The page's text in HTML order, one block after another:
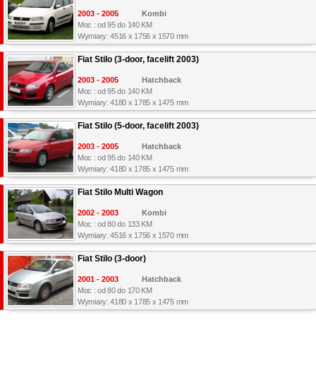
2003 - 2005
Kombi
Moc : od 95 do 140 KM
Wymiary: 4516 x 1756 x 1570 mm
Fiat Stilo (3-door, facelift 2003)
2003 - 2005
Hatchback
Moc : od 95 do 140 KM
Wymiary: 4180 x 1785 x 1475 mm
Fiat Stilo (5-door, facelift 2003)
2003 - 2005
Hatchback
Moc : od 95 do 140 KM
Wymiary: 4180 x 1785 x 1475 mm
Fiat Stilo Multi Wagon
2002 - 2003
Kombi
Moc : od 80 do 133 KM
Wymiary: 4516 x 1756 x 1570 mm
Fiat Stilo (3-door)
2001 - 2003
Hatchback
Moc : od 80 do 170 KM
Wymiary: 4180 x 1785 x 1475 mm